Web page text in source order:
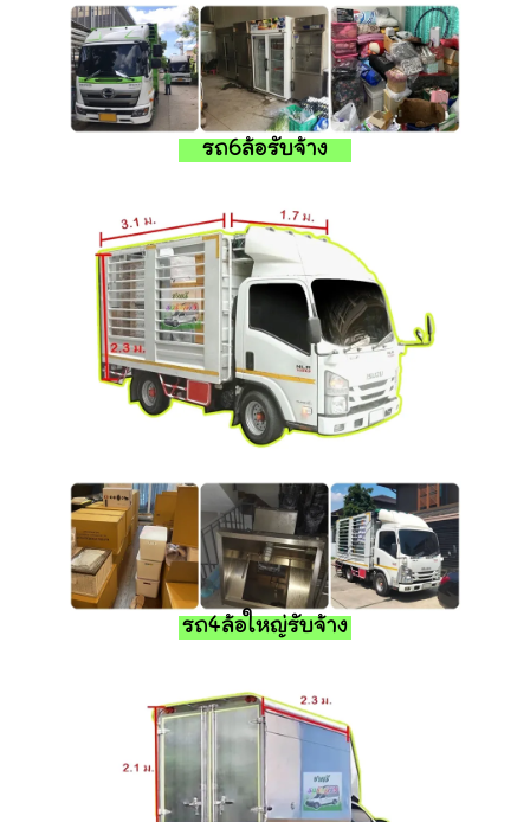
รถ6ล้อรับจ้าง
รถ4ล้อใหญ่รับจ้าง